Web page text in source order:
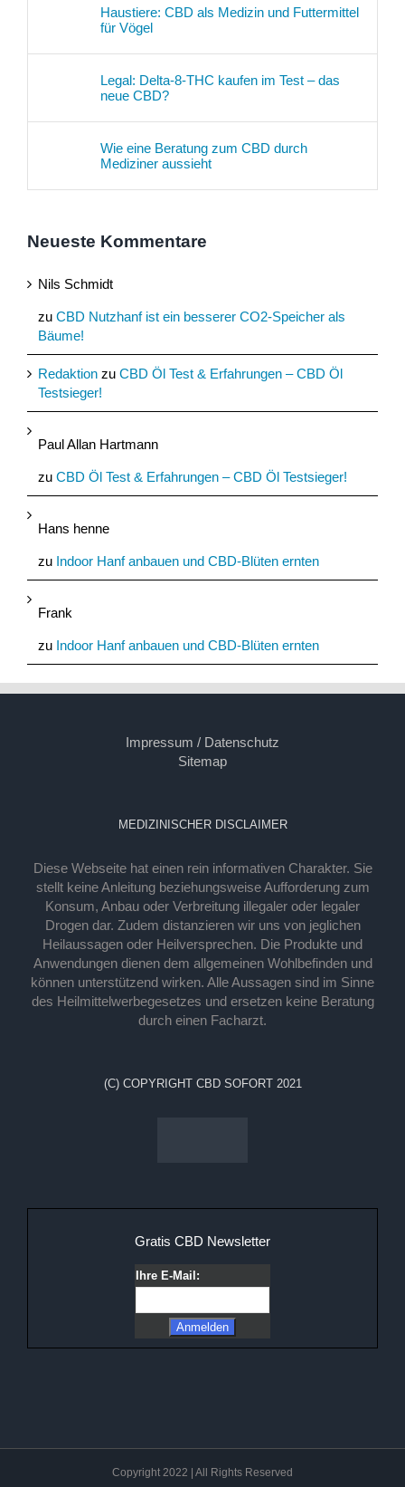
Haustiere: CBD als Medizin und Futtermittel
für Vögel
Legal: Delta-8-THC kaufen im Test – das
neue CBD?
Wie eine Beratung zum CBD durch
Mediziner aussieht
Neueste Kommentare
Nils Schmidt
zu CBD Nutzhanf ist ein besserer CO2-Speicher als
Bäume!
Redaktion zu CBD Öl Test & Erfahrungen – CBD Öl
Testsieger!
Paul Allan Hartmann
zu CBD Öl Test & Erfahrungen – CBD Öl Testsieger!
Hans henne
zu Indoor Hanf anbauen und CBD-Blüten ernten
Frank
zu Indoor Hanf anbauen und CBD-Blüten ernten
Impressum / Datenschutz
Sitemap
MEDIZINISCHER DISCLAIMER
Diese Webseite hat einen rein informativen Charakter. Sie
stellt keine Anleitung beziehungsweise Aufforderung zum
Konsum, Anbau oder Verbreitung illegaler oder legaler
Drogen dar. Zudem distanzieren wir uns von jeglichen
Heilaussagen oder Heilversprechen. Die Produkte und
Anwendungen dienen dem allgemeinen Wohlbefinden und
können unterstützend wirken. Alle Aussagen sind im Sinne
des Heilmittelwerbegesetzes und ersetzen keine Beratung
durch einen Facharzt.
(C) COPYRIGHT CBD SOFORT 2021
Gratis CBD Newsletter
Ihre E-Mail:
Copyright 2022 | All Rights Reserved